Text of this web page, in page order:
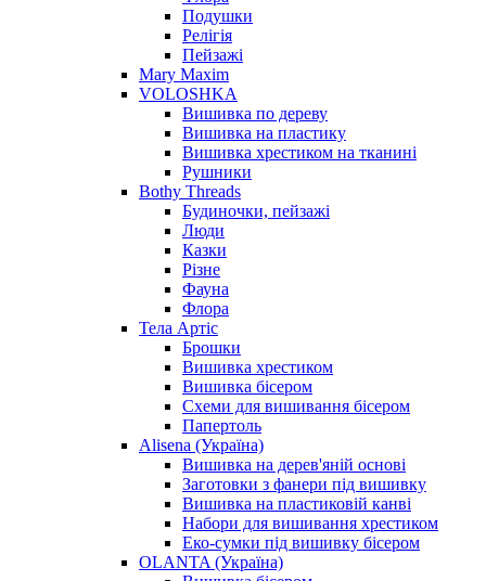
Подушки
Релігія
Пейзажі
Mary Maxim
VOLOSHKA
Вишивка по дереву
Вишивка на пластику
Вишивка хрестиком на тканині
Рушники
Bothy Threads
Будиночки, пейзажі
Люди
Казки
Різне
Фауна
Флора
Тела Артіс
Брошки
Вишивка хрестиком
Вишивка бісером
Схеми для вишивання бісером
Папертоль
Alisena (Україна)
Вишивка на дерев'яній основі
Заготовки з фанери під вишивку
Вишивка на пластиковій канві
Набори для вишивання хрестиком
Еко-сумки під вишивку бісером
OLANTA (Україна)